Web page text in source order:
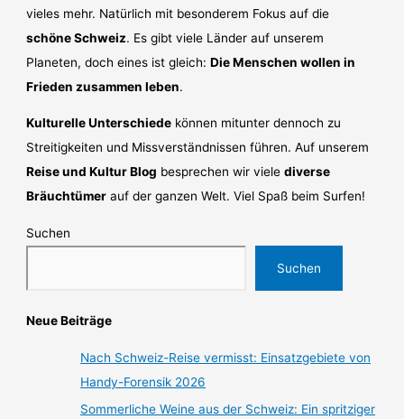
vieles mehr. Natürlich mit besonderem Fokus auf die
schöne Schweiz. Es gibt viele Länder auf unserem
Planeten, doch eines ist gleich:Die Menschen wollen in
Frieden zusammen leben.
Kulturelle Unterschiede können mitunter dennoch zu
Streitigkeiten und Missverständnissen führen. Auf unserem
Reise und Kultur Blog besprechen wir vielediverse
Bräuchtümer auf der ganzen Welt. Viel Spaß beim Surfen!
Suchen
Suchen
Neue Beiträge
Nach Schweiz-Reise vermisst: Einsatzgebiete von
Handy-Forensik 2026
Sommerliche Weine aus der Schweiz: Ein spritziger